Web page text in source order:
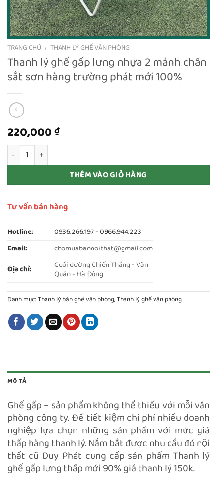
TRANG CHỦ / THANH LÝ GHẾ VĂN PHÒNG
Thanh lý ghế gấp lưng nhựa 2 mảnh chân
sắt sơn hàng trường phát mới 100%
220,000₫
Thanh lý ghế gấp lưng nhựa 2 mảnh chân sắt sơn hàng trường
THÊM VÀO GIỎ HÀNG
Tư vấn bán hàng
Hotline: 0936.266.197-0966.944.223
Email:
chomuabannoithat@gmail.com
Địa chỉ:
Cuối đường Chiến Thắng - Văn
Quán - Hà Đông
Danh mục:Thanh lý bàn ghế văn phòng,Thanh lý ghế văn phòng
MÔ TẢ
Ghế gấp – sản phẩm không thể thiếu với mỗi văn
phòng công ty. Để tiết kiệm chi phí nhiều doanh
nghiệp lựa chọn những sản phẩm với mức giá
thấp hàng thanh lý. Nắm bắt được nhu cầu đó nội
thất cũ Duy Phát cung cấp sản phẩm Thanh lý
ghế gấp lưng thấp mới 90% giá thanh lý 150k.